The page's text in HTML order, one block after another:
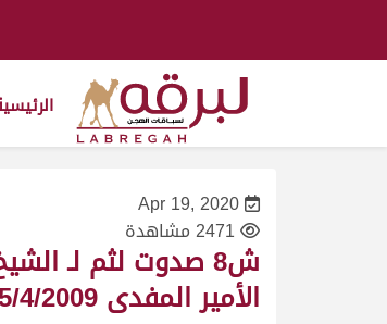
Apr 19, 2020
2471 مشاهدة
ش8 صدوت لثم لـ
الأمير المفدى 25/4/2009) ثنايا قعدان مفتوح 13:44:4